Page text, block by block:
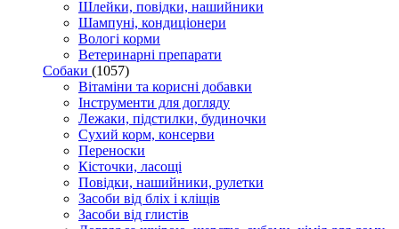
Шлейки, повідки, нашийники
Шампуні, кондиціонери
Вологі корми
Ветеринарні препарати
Собаки (1057)
Вітаміни та корисні добавки
Інструменти для догляду
Лежаки, підстилки, будиночки
Сухий корм, консерви
Переноски
Кісточки, ласощі
Повідки, нашийники, рулетки
Засоби від бліх і кліщів
Засоби від глистів